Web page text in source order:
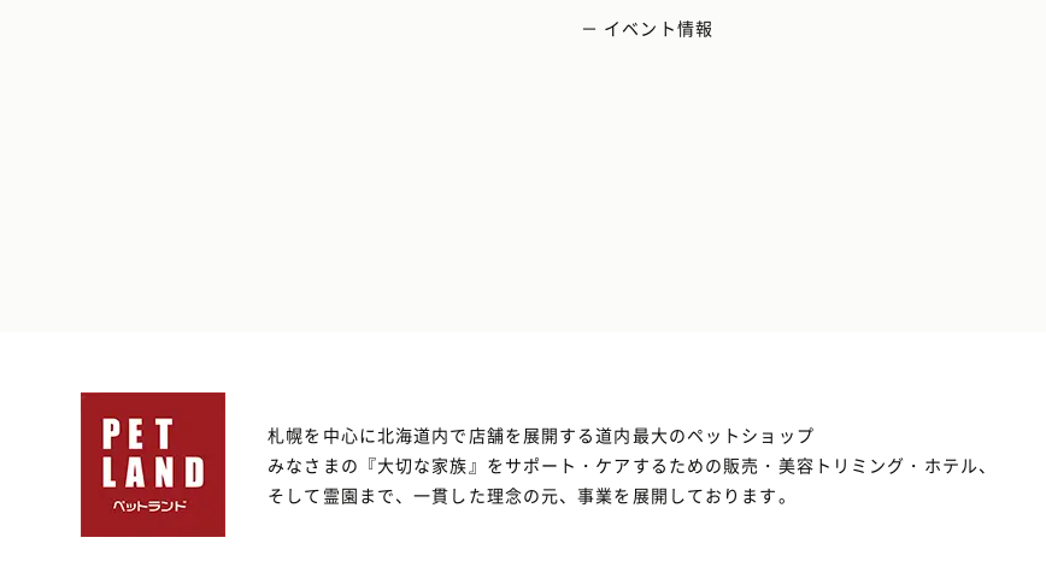
－ イベント情報
札幌を中心に北海道内で店舗を展開する道内最大のペットショップ
みなさまの『大切な家族』をサポート・ケアするための販売・美容トリミング・ホテル、
そして霊園まで、一貫した理念の元、事業を展開しております。